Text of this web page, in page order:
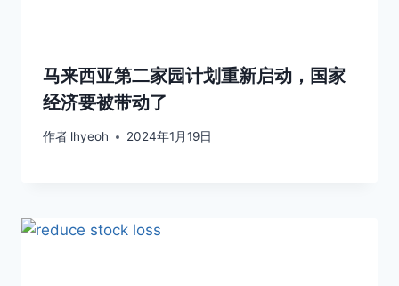
马来西亚第二家园计划重新启动，国家
经济要被带动了
作者 lhyeoh 2024年1月19日